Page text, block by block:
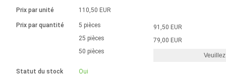
Système d'unité
Solénoïdes
Ø 28-42| 1-1400 rpm | <= 290Ncm
Contrôleur de moteur CC sans
Pilotes de moteurs à courant
continu à balais série DPWM
Pilotes de moteur pas à pas
Synchrone-Asynchrone | pour 1-4 actionneurs
Boîtes de contrôle
Synchrone-Asynchrone | pour 1-4 actionneurs
Français (EUR)
Prix par unité
Prix par quantité
Statut du stock
110,50 EUR
5 pièces
25 pièces
50 pièces
Oui
91,50 EUR
79,00 EUR